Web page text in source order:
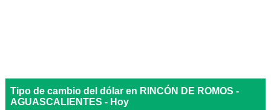
Tipo de cambio del dólar en RINCÓN DE ROMOS -
AGUASCALIENTES - Hoy